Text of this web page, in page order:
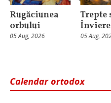
Rugăciunea
orbului
05 Aug, 2026
Trepte
Înviere
05 Aug,
Calendar ortodox